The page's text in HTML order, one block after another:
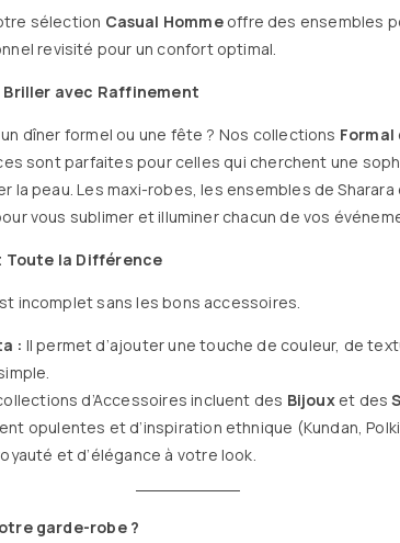
sélection Casual Hommeoffre des ensembles
revisité pour un confort optimal.
Briller avec Raffinement
dîner formel ou une fête ? Nos collections Formal
sont parfaites pour celles qui cherchent une
la peau. Les maxi-robes, les ensembles de
vous sublimer et illuminer chacun de vos
Toute la Différence
incomplet sans les bons accessoires.
: Il permet d’ajouter une touche de couleur, de
d’Accessoires incluent des Bijouxet des
opulentes et d’inspiration ethnique (Kundan,
et d’élégance à votre look.
garde-robe ?